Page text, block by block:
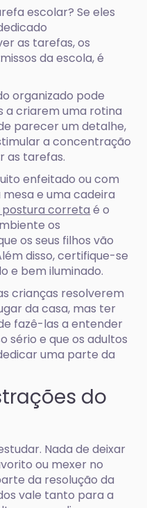
escolar? Se eles
as tarefas, os
da escola, é
organizado pode
a criarem uma rotina
parecer um detalhe,
a concentração
as tarefas.
enfeitado ou com
e uma cadeira
correta é o
os
os seus filhos vão
disso, certifique-se
e bem iluminado.
crianças resolverem
da casa, mas ter
fazê-las a entender
sério e que os adultos
uma parte da
do
Nada de deixar
ou mexer no
da resolução da
vale tanto para a